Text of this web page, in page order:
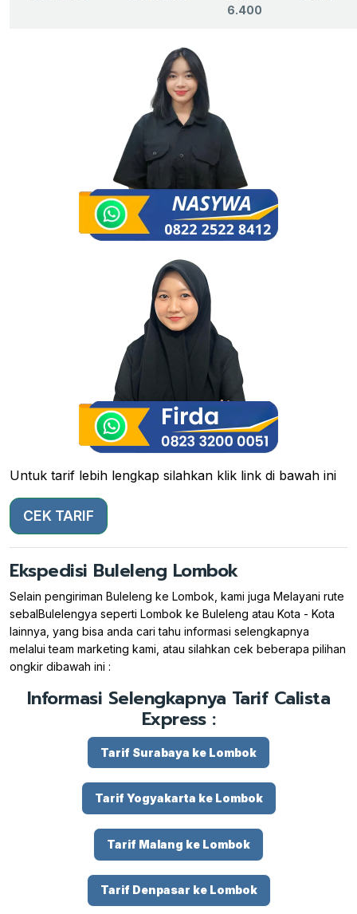
6.400
Untuk tarif lebih lengkap silahkan klik link di bawah ini
CEK TARIF
Ekspedisi Buleleng Lombok
Selain pengiriman Buleleng ke Lombok, kami juga Melayani rute
sebalBulelengya seperti Lombok ke Buleleng atau Kota - Kota
lainnya, yang bisa anda cari tahu informasi selengkapnya
melalui team marketing kami, atau silahkan cek beberapa pilihan
ongkir dibawah ini :
Informasi Selengkapnya Tarif Calista
Express :
Tarif Surabaya ke Lombok
Tarif Yogyakarta ke Lombok
Tarif Malang ke Lombok
Tarif Denpasar ke Lombok